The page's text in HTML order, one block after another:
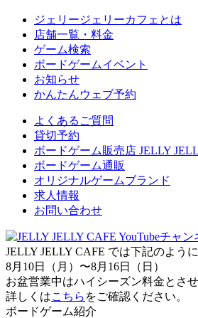
ジェリージェリーカフェとは
店舗一覧・料金
ゲーム検索
ボードゲームイベント
お知らせ
かんたんウェブ予約
よくあるご質問
貸切予約
ボードゲーム販売店 JELLY
ボードゲーム通販
オリジナルゲームブランド
求人情報
お問い合わせ
JELLY JELLY CAFE では下記のよう
8月10日（月）〜8月16日（日）
お盆営業中はハイシーズン料金とさ
詳しくはこちら をご確認ください。
ボードゲーム紹介